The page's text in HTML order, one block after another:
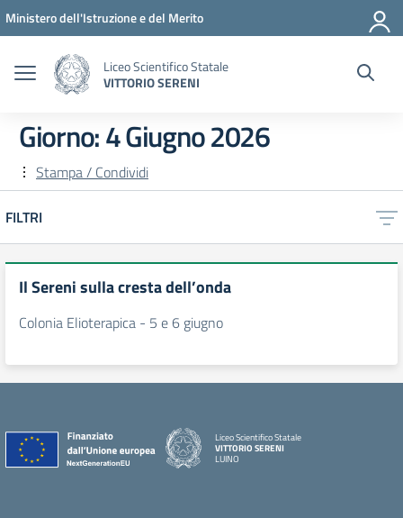
Vai ai contenuti
Vai al menu di navigazione
Vai al footer
Ministero dell'Istruzione e del Merito
Liceo Scientifico Statale
VITTORIO SERENI
Giorno:4 Giugno 2026
Stampa / Condividi
FILTRI
Il Sereni sulla cresta dell’onda
Colonia Elioterapica - 5 e 6 giugno
Liceo Scientifico Statale
VITTORIO SERENI
LUINO